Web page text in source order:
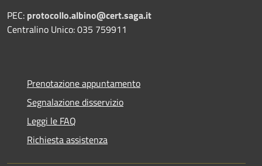
PEC: protocollo.albino@cert.saga.it
Centralino Unico: 035 759911
Prenotazione appuntamento
Segnalazione disservizio
Leggi le FAQ
Richiesta assistenza